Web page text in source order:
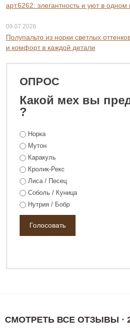
0 ₽ 125 800 ₽
арт.6262: элегантность и уют в одном
09.07.2026
Полупальто из норки светлых
и комфорт в каждой детали
ОПРОС
Какой мех вы
?
Норка
Мутон
Каракуль
Кролик-Рекс
Лиса / Песец
Соболь / Куница
Нутрия / Бобр
СМОТРЕТЬ ВСЕ ОТЗЫВЫ ·